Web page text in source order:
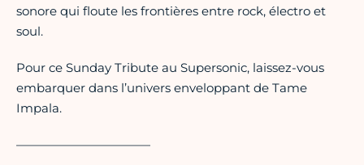
sonore qui floute les frontières entre rock, électro et
soul.
Pour ce Sunday Tribute au Supersonic, laissez-vous
embarquer dans l’univers enveloppant de Tame
Impala.
———————————